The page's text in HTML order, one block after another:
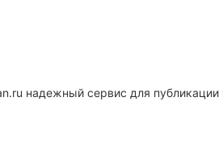
надежный сервис для